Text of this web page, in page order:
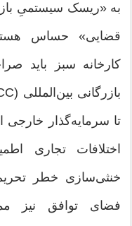
به «ریسک سیستمیِ
قضایی» حساس
کارخانه سبز باید
تا سرمایه‌گذار
اختلافات تجاری
خنثی‌سازی خطر
فضای توافق نیز